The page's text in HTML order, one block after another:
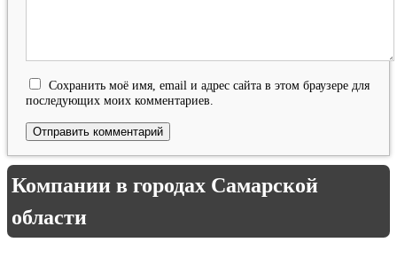
Сохранить моё имя, email и адрес сайта в этом браузере для
последующих моих комментариев.
Компании в городах Самарской
области